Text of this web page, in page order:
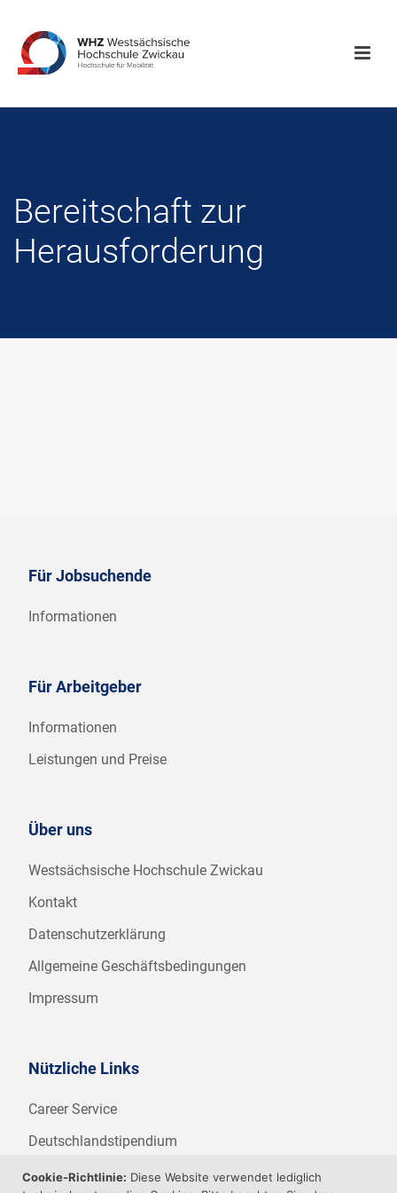
Bereitschaft zur
Herausforderung
Für Jobsuchende
Informationen
Für Arbeitgeber
Informationen
Leistungen und Preise
Über uns
Westsächsische Hochschule Zwickau
Kontakt
Datenschutzerklärung
Allgemeine Geschäftsbedingungen
Impressum
Nützliche Links
Career Service
Deutschlandstipendium
WHZ Firmenstipendium
Cookie-Richtlinie: Diese Website verwendet lediglich